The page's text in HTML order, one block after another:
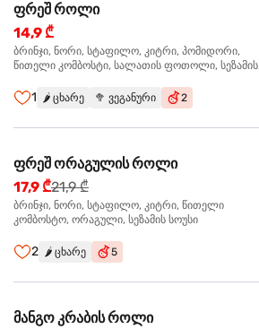
ფრეშ როლი
14,9 ₾
ბრინჯი, ნორი, სტაფილო, კიტრი, პომიდორი,
წითელი კომბოსტი, სალათის ფოთოლი, სეზამის
1 🌶️ ცხარე 🥦 ვეგანური 2
ფრეშ ორაგულის როლი
17,9 ₾21,9 ₾
ბრინჯი, ნორი, სტაფილო, კიტრი, წითელი
კომბოსტო, ორაგული, სეზამის სოუსი
2 🌶️ ცხარე 5
მანგო კრაბის როლი